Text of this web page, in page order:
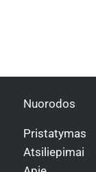
Nuorodos
Pristatymas
Atsiliepimai